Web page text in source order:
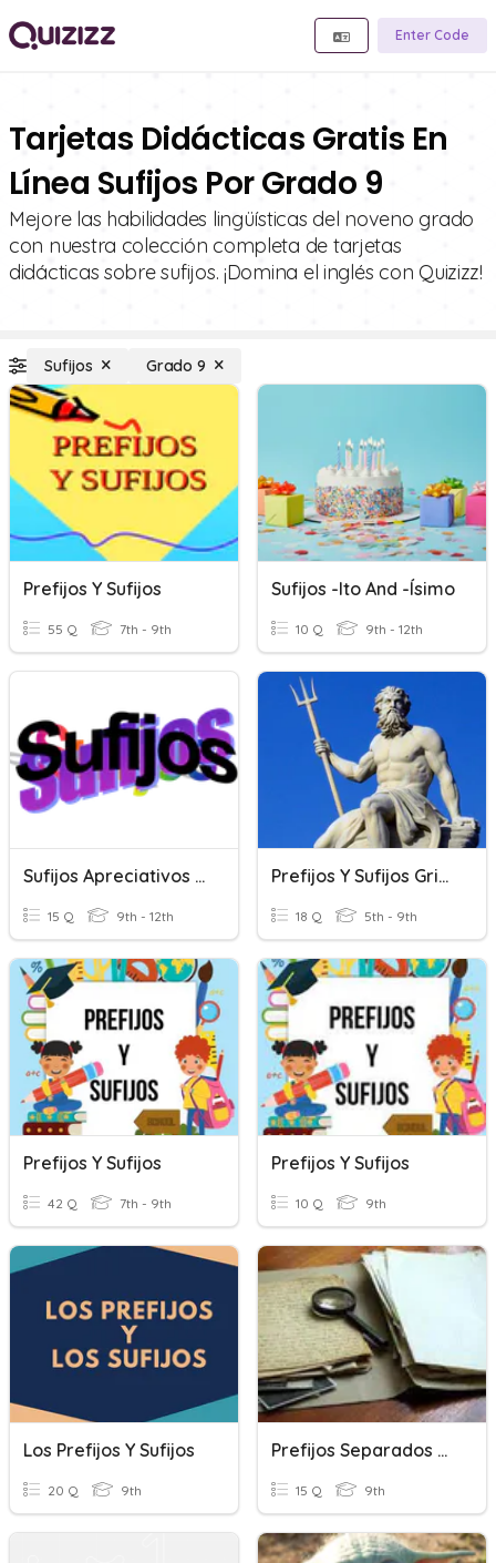
Enter Code
Tarjetas Didácticas Gratis En
Línea Sufijos Por Grado 9
Mejore las habilidades lingüísticas del noveno grado
con nuestra colección completa de tarjetas
didácticas sobre sufijos. ¡Domina el inglés con Quizizz!
Sufijos Grado 9
Prefijos Y Sufijos
55 Q 7th - 9th
Sufijos -ito And -ísimo
10 Q 9th - 12th
Sufijos Apreciativos Y Derivación
15 Q 9th - 12th
Prefijos Y Sufijos Griegos
18 Q 5th - 9th
Prefijos Y Sufijos
42 Q 7th - 9th
Prefijos Y Sufijos
10 Q 9th
Los Prefijos Y Sufijos
20 Q 9th
Prefijos Separados Y Sufijos
15 Q 9th